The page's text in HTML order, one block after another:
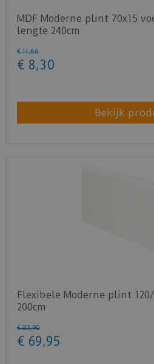
MDF Moderne plint 70x15
lengte 240cm
€ 11,66
€ 8,30
Bekijk
Flexibele Moderne plint
200cm
€ 83,90
€ 69,95